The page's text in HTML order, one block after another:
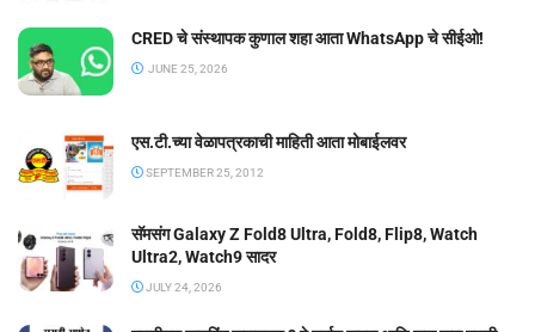
CRED चे संस्थापक कुणाल शहा आता WhatsApp चे सीईओ!
JUNE 25, 2026
एस.टी.च्या वेळापत्रकाची माहिती आता मोबाईलवर
SEPTEMBER 25, 2012
सॅमसंग Galaxy Z Fold8 Ultra, Fold8, Flip8, Watch
Ultra2, Watch9 सादर
JULY 24, 2026